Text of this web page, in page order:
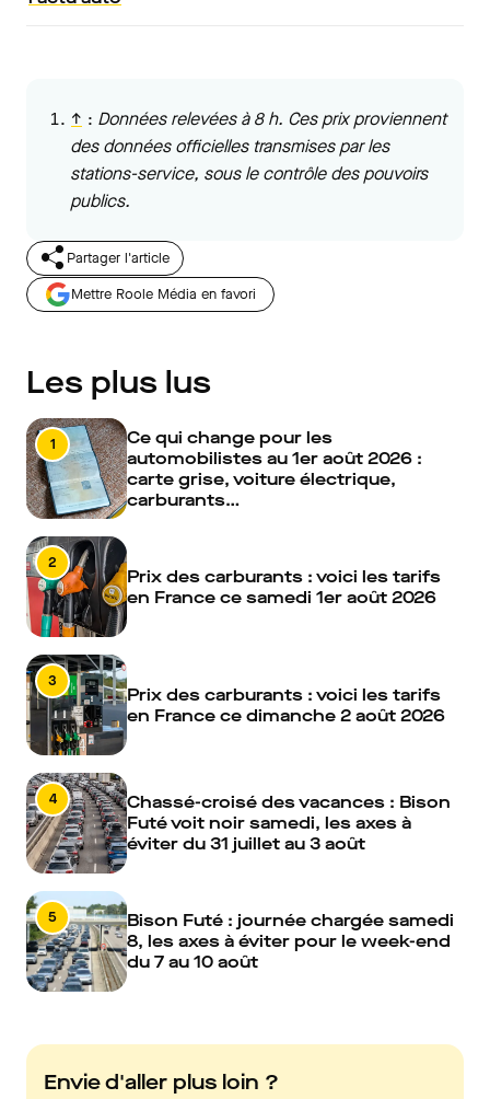
↑ : Données relevées à 8 h. Ces prix proviennent
des données officielles transmises par les
stations-service, sous le contrôle des pouvoirs
publics.
Partager l'article
Mettre Roole Média en favori
Les plus lus
1
Ce qui change pour les
automobilistes au 1er août 2026 :
carte grise, voiture électrique,
carburants…
2
Prix des carburants : voici les tarifs
en France ce samedi 1er août 2026
3
Prix des carburants : voici les tarifs
en France ce dimanche 2 août 2026
4
Chassé-croisé des vacances : Bison
Futé voit noir samedi, les axes à
éviter du 31 juillet au 3 août
5
Bison Futé : journée chargée samedi
8, les axes à éviter pour le week-end
du 7 au 10 août
Envie d'aller plus loin ?